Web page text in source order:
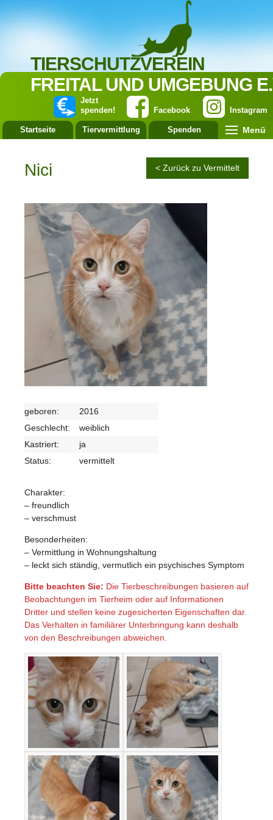
TIERSCHUTZVEREIN
FREITAL UND UMGEBUNG
Instagram
Facebook
Jetzt
spenden!
Startseite Tiervermittlung Spenden Menü
Nici < Zurück zu Vermittelt
geboren:
2016
Geschlecht:
weiblich
Kastriert:
ja
Status:
vermittelt
Charakter:
– freundlich
– verschmust
Besonderheiten:
– Vermittlung in Wohnungshaltung
– leckt sich ständig, vermutlich ein psychisches Symptom
Bitte beachten Sie: Die Tierbeschreibungen basieren auf
Beobachtungen im Tierheim oder auf Informationen
Dritter und stellen keine zugesicherten Eigenschaften dar.
Das Verhalten in familiärer Unterbringung kann deshalb
von den Beschreibungen abweichen.